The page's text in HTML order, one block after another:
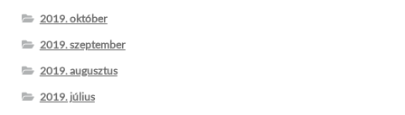
2019. október
2019. szeptember
2019. augusztus
2019. július